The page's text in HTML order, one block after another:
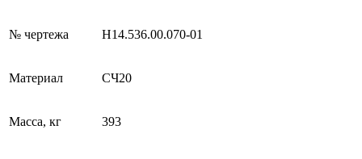
№ чертежа Н14.536.00.070-01
Материал СЧ20
Масса, кг 393